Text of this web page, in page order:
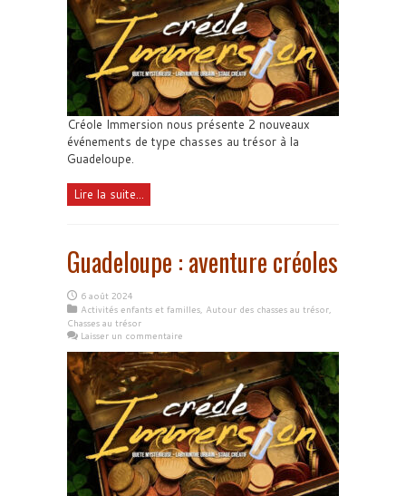
Créole Immersion nous présente 2 nouveaux
événements de type chasses au trésor à la
Guadeloupe.
Lire la suite...
Guadeloupe : aventure créoles
6 août 2024
Activités enfants et familles, Autour des chasses au trésor,
Chasses au trésor
Laisser un commentaire